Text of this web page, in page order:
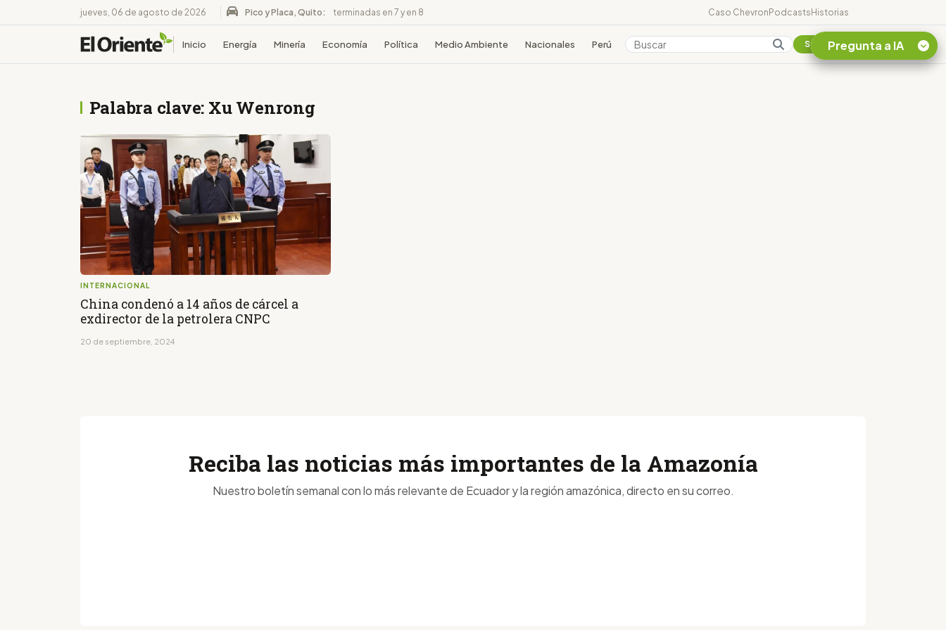
jueves, 06 de agosto de 2026 Pico y Placa, Quito: terminadas en 7 y en 8 Caso ChevronPodcastsHistorias
Inicio Energía Minería Economía Política Medio Ambiente Nacionales Perú Colombia Suscribirse
Palabra clave: Xu Wenrong
INTERNACIONAL
China condenó a 14 años de cárcel a
exdirector de la petrolera CNPC
20 de septiembre, 2024
Pregunta a IA
Reciba las noticias más importantes de la Amazonía
Nuestro boletín semanal con lo más relevante de Ecuador y la región amazónica, directo en su correo.